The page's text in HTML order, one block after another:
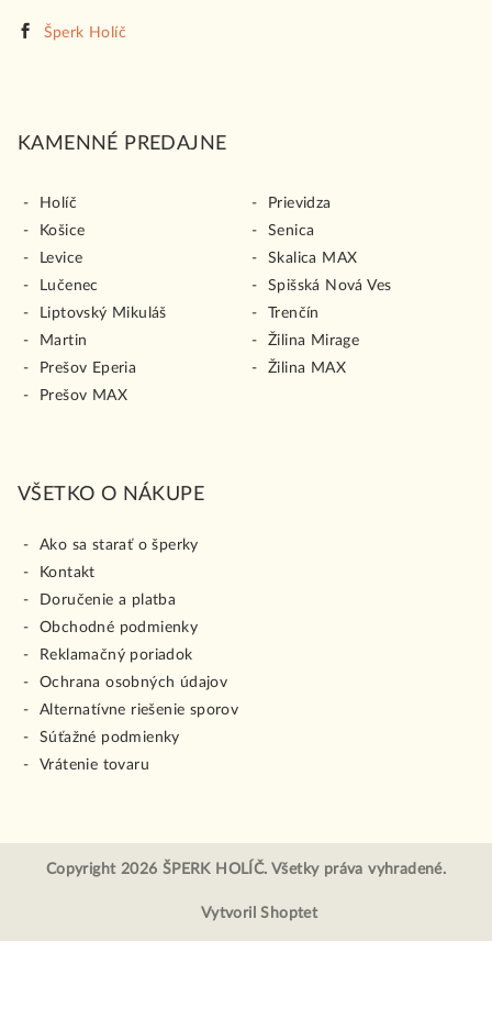
Šperk Holíč
KAMENNÉ PREDAJNE
Holíč
Košice
Levice
Lučenec
Liptovský Mikuláš
Martin
Prešov Eperia
Prešov MAX
Prievidza
Senica
Skalica MAX
Spišská Nová Ves
Trenčín
Žilina Mirage
Žilina MAX
VŠETKO O NÁKUPE
Ako sa starať o šperky
Kontakt
Doručenie a platba
Obchodné podmienky
Reklamačný poriadok
Ochrana osobných údajov
Alternatívne riešenie sporov
Súťažné podmienky
Vrátenie tovaru
Copyright 2026 ŠPERK HOLÍČ. Všetky práva vyhradené.
Vytvoril Shoptet